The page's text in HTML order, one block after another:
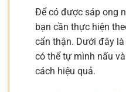
Để có được sáp ong
bạn cần thực hiện
cẩn thận. Dưới đây
có thể tự mình nấu
cách hiệu quả.